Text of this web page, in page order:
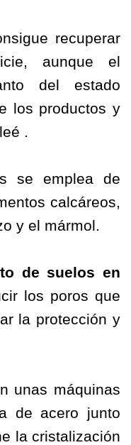
recuperar
aunque el
del estado
los productos y
.
se emplea de
calcáreos,
y el mármol.
de suelos en
los poros que
la protección y
unas máquinas
de acero junto
la cristalización